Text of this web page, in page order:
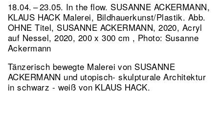
18.04. – 23.05. In the flow. SUSANNE ACKERMANN,
KLAUS HACK Malerei, Bildhauerkunst/Plastik. Abb.
OHNE Titel, SUSANNE ACKERMANN, 2020, Acryl
auf Nessel, 2020, 200 x 300 cm , Photo: Susanne
Ackermann
Tänzerisch bewegte Malerei von SUSANNE
ACKERMANN und utopisch- skulpturale Architektur
in schwarz - weiß von KLAUS HACK.